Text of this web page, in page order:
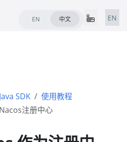
EN 中文 EN
Java SDK
使用教程
注册中心